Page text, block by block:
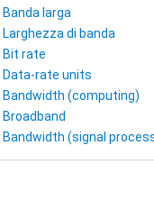
Banda larga
Larghezza di banda
Bit rate
Data-rate units
Bandwidth (computing)
Broadband
Bandwidth (signal